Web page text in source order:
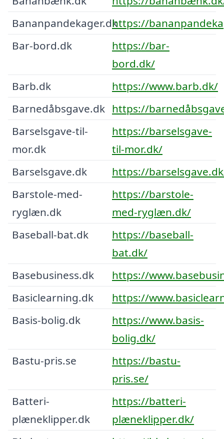
Bananpandekager.dkhttps://
Bar-bord.dk
https://bar-
bord.dk/
Barb.dk
https://www.barb.dk/
Barnedåbsgave.dk https://
Barselsgave-til-
mor.dk
https://barselsgave-
til-mor.dk/
Barselsgave.dk
https://
Barstole-med-
ryglæn.dk
https://barstole-
med-ryglæn.dk/
Baseball-bat.dk
https://baseball-
bat.dk/
Basebusiness.dk
https://
Basiclearning.dk
https://
Basis-bolig.dk
https://www.basis-
bolig.dk/
Bastu-pris.se
https://bastu-
pris.se/
Batteri-
plæneklipper.dk
https://batteri-
plæneklipper.dk/